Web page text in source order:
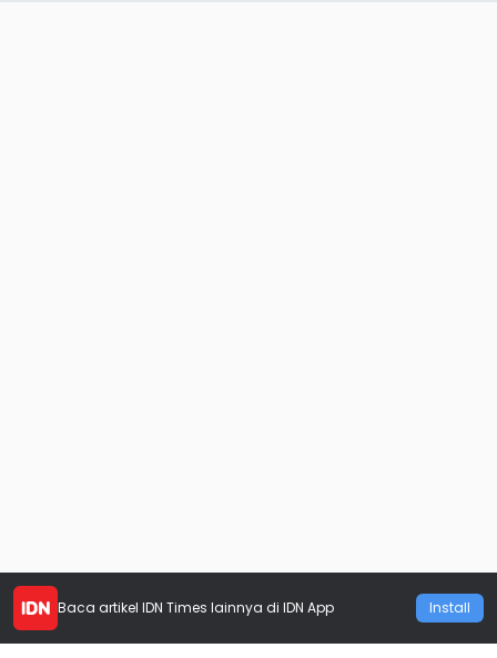
Baca artikel IDN Times lainnya di IDN App Install